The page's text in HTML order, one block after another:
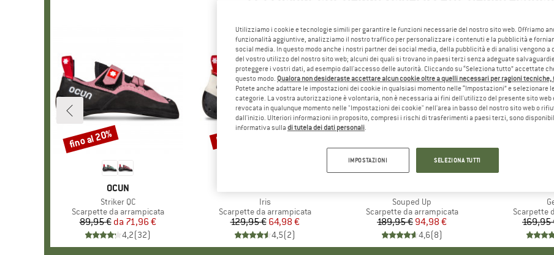
MARCHIO
OCUN
Articolo
Striker QC
Gruppo di prodotti
Scarpette da arrampicata
Prezzo
89,95 € Prezzo ridotto
da 71,96 €
4,2(32)
Sconto
fino al 20%
Articolo
Iris
Gruppo di prodotti
Scarpette da arrampicata
Prezzo
129,95 €Prezzo ridotto
64,98 €
4,5(2)
Sconto
50%
Articolo
Souped Up
Gruppo di prodotti
Scarpette da arrampicata
Prezzo
189,95 €Prezzo ridotto
94,98 €
4,6(8)
Gruppo di
Scarpette
169,95
Utilizziamo i cookie e tecnologie simili per garantire le funzioni necessarie del nostro sito web. Offriamo
funzionalità aggiuntive, analizziamo il nostro traffico per personalizzare i contenuti e la pubblicità e
social media. In questo modo anche i nostri partner dei social media, della pubblicità e di analisi vengono a
del vostro utilizzo del nostro sito web; alcuni dei quali si trovano in paesi terzi senza adeguate
proteggere i vostri dati, ad esempio dall'accesso delle autorità. Cliccando su “Seleziona tutto” accettate
questo modo. Qualora non desideraste accettare alcun cookie oltre a quelli necessari per ragioni
Potete anche adattare le impostazioni dei cookie in qualsiasi momento nelle “Impostazioni” e selezionare
categorie. La vostra autorizzazione è volontaria, non è necessaria ai fini dell'utilizzo del presente sito web
revocata in qualunque momento nelle "Impostazioni dei cookie" nell'area in basso del nostro sito web o
dall'inizio. Ulteriori informazioni in proposito, compresi i rischi di trasferimenti a paesi terzi, sono
informativa sulla di tutela dei dati personali.
IMPOSTAZIONI SELEZIONA TUTTI